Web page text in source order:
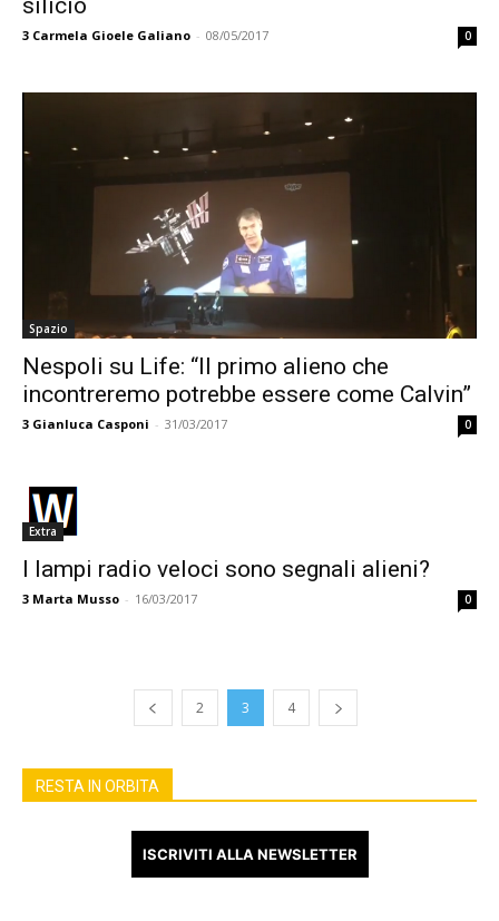
silicio
3 Carmela Gioele Galiano - 08/05/2017 0
Spazio
Nespoli su Life: “Il primo alieno che
incontreremo potrebbe essere come Calvin”
3 Gianluca Casponi - 31/03/2017 0
Extra
I lampi radio veloci sono segnali alieni?
3 Marta Musso - 16/03/2017 0
2 3 4
RESTA IN ORBITA
ISCRIVITI ALLA NEWSLETTER